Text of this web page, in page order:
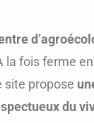
la fois ferme en
site propose
du